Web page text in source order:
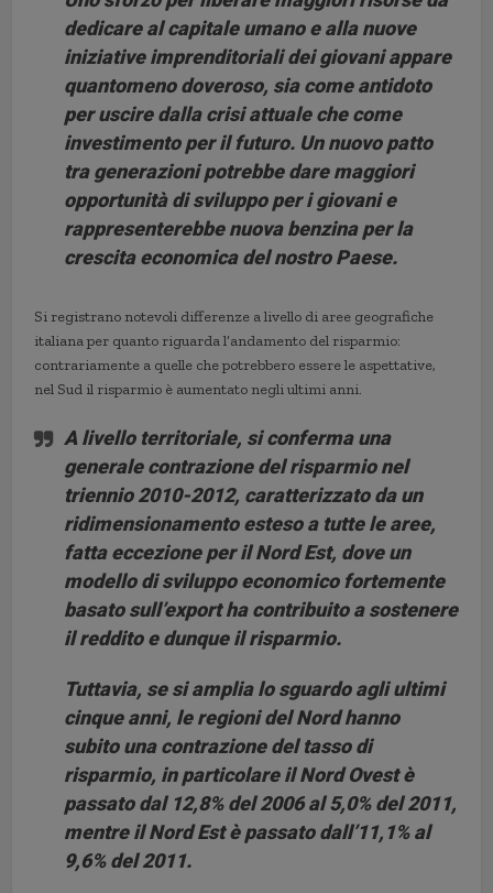
dedicare al capitale umano e alla nuove
iniziative imprenditoriali dei giovani appare
quantomeno doveroso, sia come antidoto
per uscire dalla crisi attuale che come
investimento per il futuro. Un nuovo patto
tra generazioni potrebbe dare maggiori
opportunità di sviluppo per i giovani e
rappresenterebbe nuova benzina per la
crescita economica del nostro Paese.
Si registrano notevoli differenze a livello di aree geografiche
italiana per quanto riguarda l’andamento del risparmio:
contrariamente a quelle che potrebbero essere le aspettative,
nel Sud il risparmio è aumentato negli ultimi anni.
A livello territoriale, si conferma una
generale contrazione del risparmio nel
triennio 2010-2012, caratterizzato da un
ridimensionamento esteso a tutte le aree,
fatta eccezione per il Nord Est, dove un
modello di sviluppo economico fortemente
basato sull’export ha contribuito a sostenere
il reddito e dunque il risparmio.
Tuttavia, se si amplia lo sguardo agli ultimi
cinque anni, le regioni del Nord hanno
subito una contrazione del tasso di
risparmio, in particolare il Nord Ovest è
passato dal 12,8% del 2006 al 5,0% del 2011,
mentre il Nord Est è passato dall’11,1% al
9,6% del 2011.